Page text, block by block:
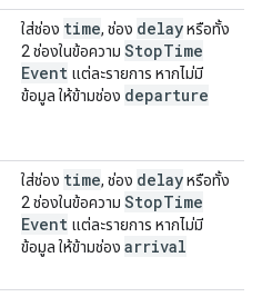
ใส่ช่อง time, ช่อง delayหรือทั้ง
2 ช่องในข้อความ StopTime
Event แต่ละรายการ หากไม่มี
ข้อมูล ให้ข้ามช่อง departure
ใส่ช่อง time, ช่อง delayหรือทั้ง
2 ช่องในข้อความ StopTime
Event แต่ละรายการ หากไม่มี
ข้อมูล ให้ข้ามช่อง arrival